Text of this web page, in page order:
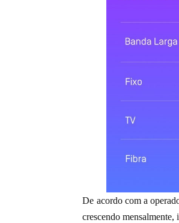
De acordo com a
crescendo